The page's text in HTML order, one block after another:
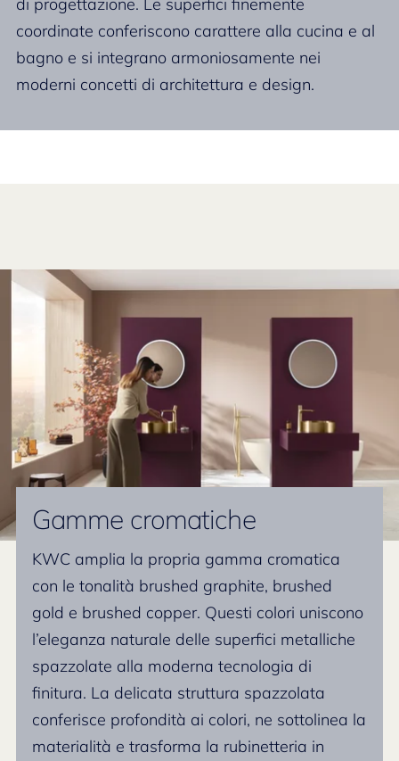
coordinate conferiscono carattere alla cucina e al
bagno e si integrano armoniosamente nei
moderni concetti di architettura e design.
Gamme cromatiche
KWC amplia la propria gamma cromatica
con le tonalità brushed graphite, brushed
gold e brushed copper. Questi colori uniscono
l’eleganza naturale delle superfici metalliche
spazzolate alla moderna tecnologia di
finitura. La delicata struttura spazzolata
conferisce profondità ai colori, ne sottolinea la
materialità e trasforma la rubinetteria in